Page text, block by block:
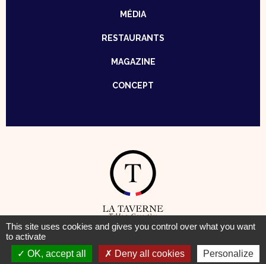
MÉDIA
RESTAURANTS
MAGAZINE
CONCEPT
© Taverne – Table de Caractère —Mentions Légales–Cookies
This site uses cookies and gives you control over what you want
to activate
OK, accept all
Deny all cookies Personalize